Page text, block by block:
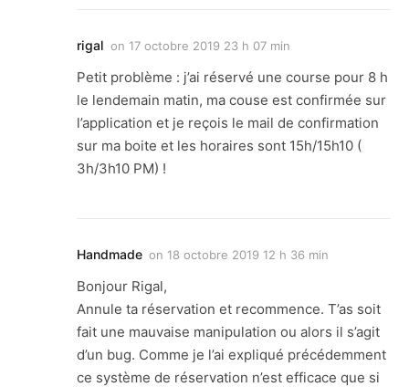
rigal on 17 octobre 2019 23 h 07 min
Petit problème : j’ai réservé une course pour 8 h
le lendemain matin, ma couse est confirmée sur
l’application et je reçois le mail de confirmation
sur ma boite et les horaires sont 15h/15h10 (
3h/3h10 PM) !
Handmade on 18 octobre 2019 12 h 36 min
Bonjour Rigal,
Annule ta réservation et recommence. T’as soit
fait une mauvaise manipulation ou alors il s’agit
d’un bug. Comme je l’ai expliqué précédemment
ce système de réservation n’est efficace que si